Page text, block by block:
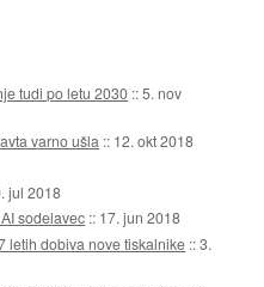
tudi po letu 2030 ::5. nov
varno ušla :: 12. okt 2018
jul 2018
sodelavec :: 17. jun 2018
letih dobiva nove tiskalnike ::3.